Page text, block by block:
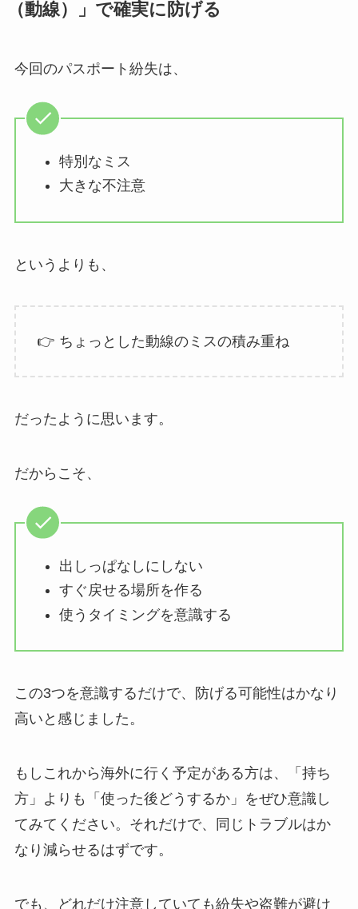
（動線）」で確実に防げる
今回のパスポート紛失は、
特別なミス
大きな不注意
というよりも、
👉 ちょっとした動線のミスの積み重ね
だったように思います。
だからこそ、
出しっぱなしにしない
すぐ戻せる場所を作る
使うタイミングを意識する
この3つを意識するだけで、防げる可能性はかなり
高いと感じました。
もしこれから海外に行く予定がある方は、「持ち
方」よりも「使った後どうするか」をぜひ意識し
てみてください。それだけで、同じトラブルはか
なり減らせるはずです。
でも、どれだけ注意していても紛失や盗難が避け